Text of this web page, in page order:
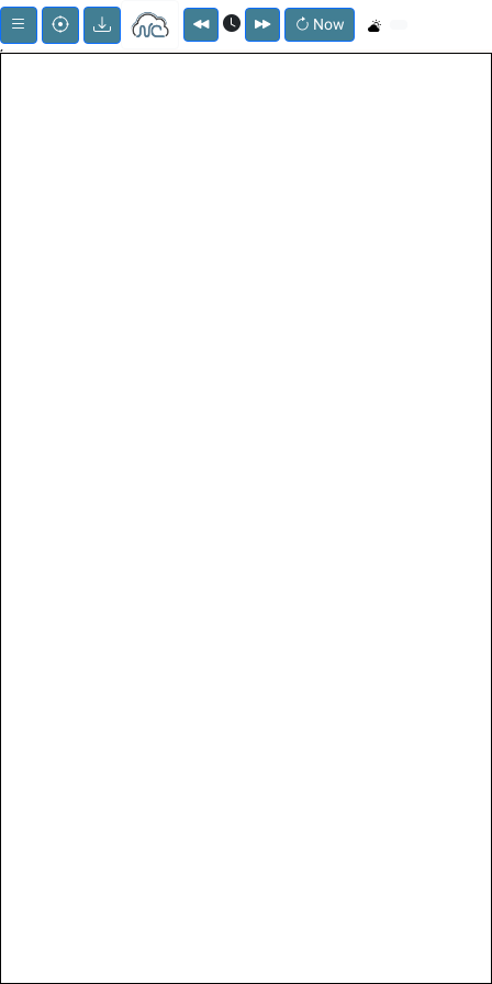
Menu
Now
;